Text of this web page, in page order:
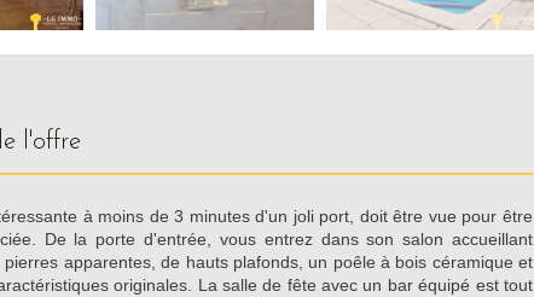
l'offre
à moins de 3 minutes d'un joli port, doit être vue pour être
De la porte d'entrée, vous entrez dans son salon accueillant
apparentes, de hauts plafonds, un poêle à bois céramique et
originales. La salle de fête avec un bar équipé est tout